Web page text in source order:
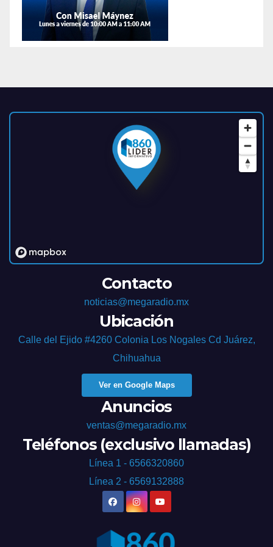
Contacto
noticias@megaradio.mx
Ubicación
Calle del Ejido #4260 Colonia Los Nogales Cd Juárez,
Chihuahua
Ver en Google Maps
Anuncios
ventas@megaradio.mx
Teléfonos (exclusivo llamadas)
Línea 1 - 6566320860
Línea 2 - 6569132888